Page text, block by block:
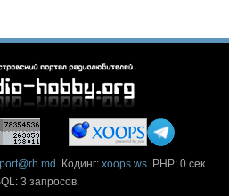
. Кодинг: xoops.ws. PHP: 0 сек.
3 запросов.